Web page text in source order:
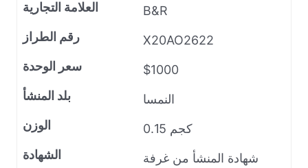
العلامة التجارية
B&R
رقم الطراز
X20AO2622
سعر الوحدة
$1000
بلد المنشأ
النمسا
الوزن
0.15 كجم
الشهادة
شهادة المنشأ من غرفة